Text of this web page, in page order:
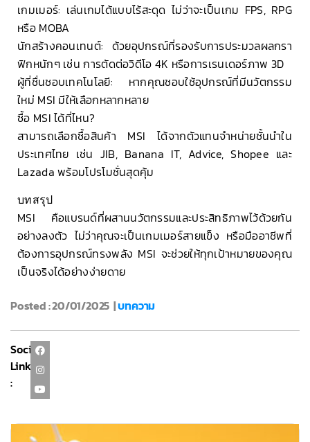
เกมเมอร์: เล่นเกมได้แบบไร้สะดุด ไม่ว่าจะเป็นเกม FPS, RPG
หรือ MOBA
นักสร้างคอนเทนต์: ด้วยอุปกรณ์ที่รองรับการประมวลผลกรา
ฟิกหนักๆ เช่น การตัดต่อวิดีโอ 4K หรือการเรนเดอร์ภาพ 3D
ผู้ที่ชื่นชอบเทคโนโลยี: หากคุณชอบใช้อุปกรณ์ที่มีนวัตกรรม
ใหม่ MSI มีให้เลือกหลากหลาย
ซื้อ MSI ได้ที่ไหน?
สามารถเลือกซื้อสินค้า MSI ได้จากตัวแทนจำหน่ายชั้นนำใน
ประเทศไทย เช่น JIB, Banana IT, Advice, Shopee และ
Lazada พร้อมโปรโมชั่นสุดคุ้ม
บทสรุป
MSI คือแบรนด์ที่ผสานนวัตกรรมและประสิทธิภาพไว้ด้วยกัน
อย่างลงตัว ไม่ว่าคุณจะเป็นเกมเมอร์สายแข็ง หรือมืออาชีพที่
ต้องการอุปกรณ์ทรงพลัง MSI จะช่วยให้ทุกเป้าหมายของคุณ
เป็นจริงได้อย่างง่ายดาย
Posted : 20/01/2025 |บทความ
Social
Link
: